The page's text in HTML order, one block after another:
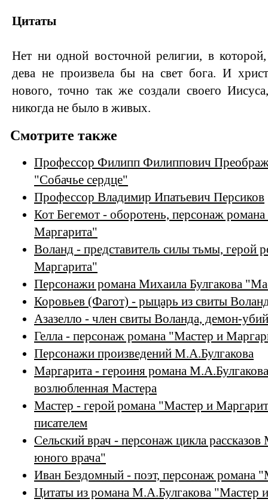
Цитаты
Нет ни одной восточной религии, в
дева не произвела бы на свет бога. И
нового, точно так же создали своего
никогда не было в живых.
Смотрите также
Профессор Филипп Филиппович
"Собачье сердце"
Профессор Владимир Ипатьевич Персиков
Кот Бегемот - оборотень, персонаж
Маргарита"
Воланд - представитель силы тьмы, герой
Маргарита"
Персонажи романа Михаила Булгакова
Коровьев (Фагот) - рыцарь из свиты
Азазелло - член свиты Воланда, демон-
Гелла - персонаж романа "Мастер и
Персонажи произведений М.А.Булгакова
Маргарита - героиня романа
возлюбленная Мастера
Мастер - герой романа "Мастер и
писателем
Сельский врач - персонаж цикла
юного врача"
Иван Бездомный - поэт, персонаж романа
Цитаты из романа М.А.Булгакова "Мастер